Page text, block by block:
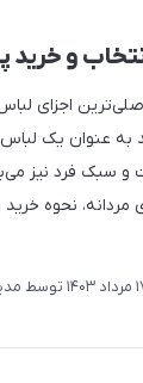
و خرید
اصلی‌ترین اجزای
به عنوان یک
سبک فرد نیز
مردانه، نحوه
1403 توسط